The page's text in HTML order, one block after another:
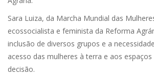
Sara Luiza, da Marcha Mundial das
ecossocialista e feminista da Reforma
inclusão de diversos grupos e a
acesso das mulheres à terra e aos
decisão.